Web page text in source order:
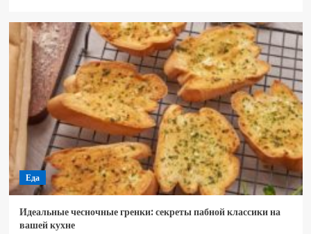
Еда
Идеальные чесночные гренки: секреты пабной классики на
вашей кухне